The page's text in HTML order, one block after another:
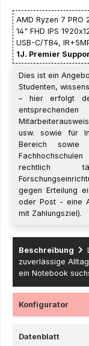
AMD Ryzen 7 PRO
14" FHD IPS
USB-C/TB4,
1J. Premier
Dies ist ein
Studenten,
– hier erfolgt
usw. sowie für
Bereich sowie
rechtlich
gegen Erteilung
oder Post - eine
mit Zahlungsziel).
Beschreibung
zuverlässige
ein Notebook
Konfigurator
Datenblatt